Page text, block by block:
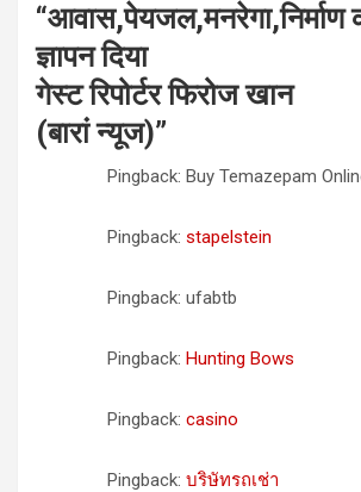
“
ज्ञापन दिया
गेस्ट रिपोर्टर फिरोज खान
(बारां न्यूज)”
Pingback: Buy Temazepam
Pingback: stapelstein
Pingback: ufabtb
Pingback: Hunting Bows
Pingback: casino
Pingback: บริษัทรถเช่า